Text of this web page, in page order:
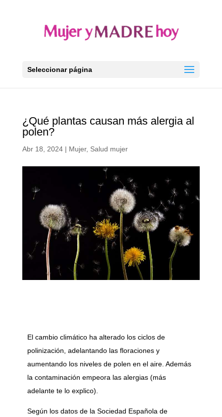
Seleccionar página
¿Qué plantas causan más alergia al
polen?
Abr 18, 2024| Mujer, Salud mujer
El cambio climático ha alterado los ciclos de
polinización, adelantando las floraciones y
aumentando los niveles de polen en el aire. Además
la contaminación empeora las alergias (más
adelante te lo explico).
Según los datos de la Sociedad Española de